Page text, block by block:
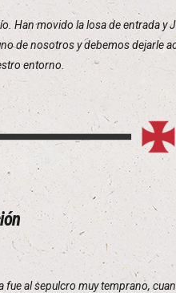
Han movido la losa de entrada
de nosotros y debemos dejarle
entorno.
al sepulcro muy temprano,